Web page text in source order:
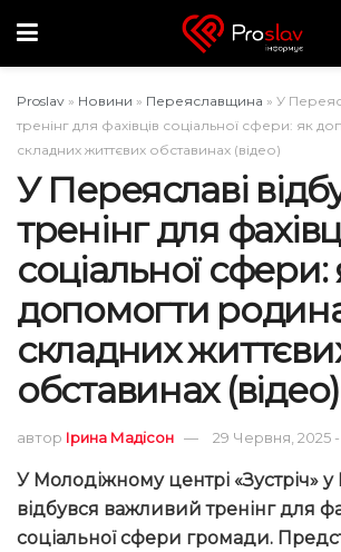
Proslav » Новини » Переяславщина » У
тренінг для фахівців соціальної сфери: як
складних життєвих обставинах (відео)
У Переяславі
тренінг для
соціальної сфери:
допомогти
складних
обставинах (відео)
автор Ірина Мадісон 29 Червня, 2025 -
У Молодіжному центрі «Зустріч» у
відбувся важливий тренінг для
соціальної сфери громади.